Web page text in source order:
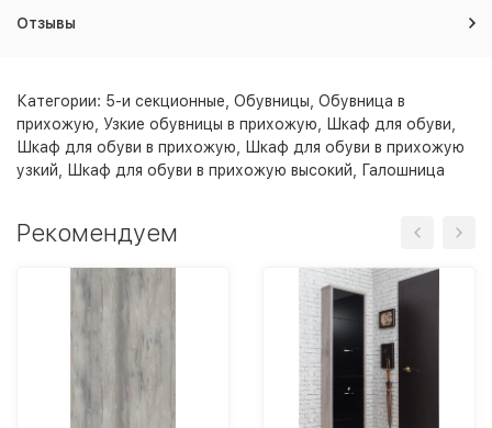
Отзывы
Категории: 5-и секционные Обувницы Обувница в
прихожую
Узкие обувницы в прихожую Шкаф для обуви
Шкаф для обуви в прихожую
Шкаф для обуви в прихожую
узкий
Шкаф для обуви в прихожую высокий Галошница
Рекомендуем